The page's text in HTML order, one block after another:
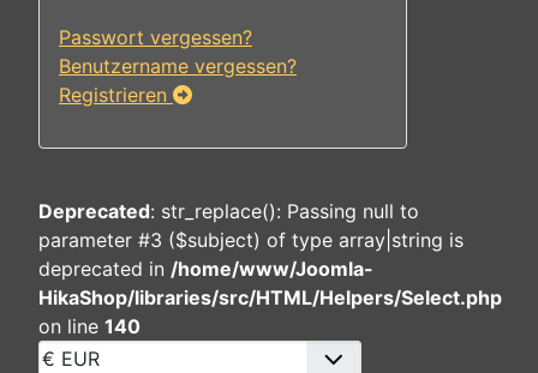
Passwort vergessen?
Benutzername vergessen?
Registrieren
Deprecated: str_replace(): Passing null to
parameter #3 ($subject) of type array|string is
deprecated in /home/www/Joomla-
HikaShop/libraries/src/HTML/Helpers/Select.php
on line 140